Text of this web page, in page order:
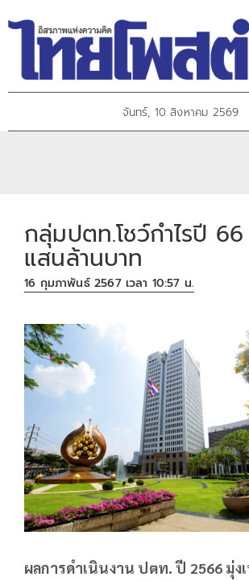
จันทร์, 10 สิงหาคม 2569
กลุ่มปตท.โชว์กำไรปี 66
แสนล้านบาท
16 กุมภาพันธ์ 2567 เวลา 10:57 น.
ผลการดำเนินงาน ปตท. ปี 2566 มุ่ง